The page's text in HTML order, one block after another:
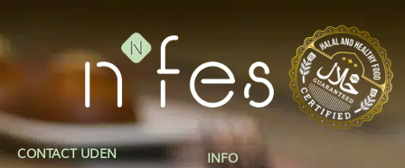
CONTACT UDEN INFO